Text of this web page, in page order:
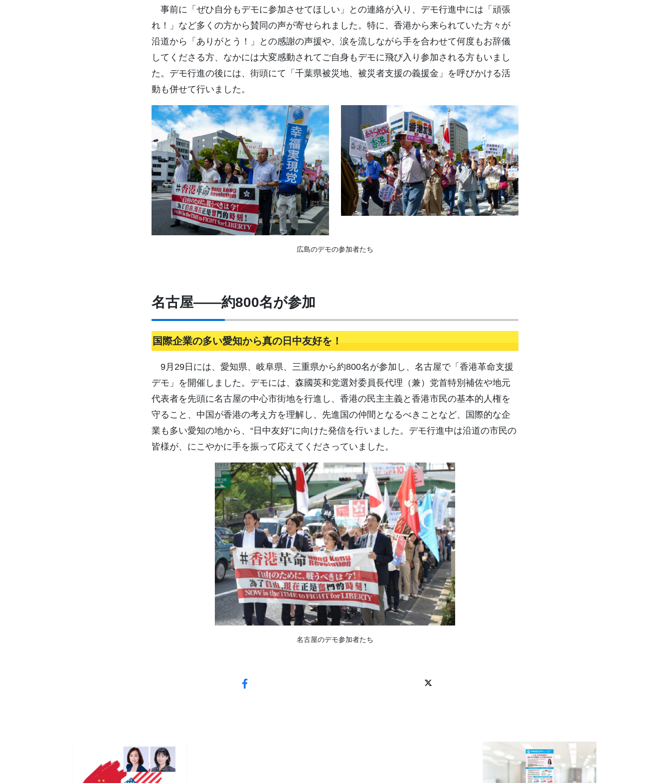
事前に「ぜひ自分もデモに参加させてほしい」との連絡が入り、デモ行進中には「頑張
れ！」など多くの方から賛同の声が寄せられました。特に、香港から来られていた方々が
沿道から「ありがとう！」との感謝の声援や、涙を流しながら手を合わせて何度もお辞儀
してくださる方、なかには大変感動されてご自身もデモに飛び入り参加される方もいまし
た。デモ行進の後には、街頭にて「千葉県被災地、被災者支援の義援金」を呼びかける活
動も併せて行いました。
広島のデモの参加者たち
名古屋――約800名が参加
国際企業の多い愛知から真の日中友好を！
9月29日には、愛知県、岐阜県、三重県から約800名が参加し、名古屋で「香港革命支援
デモ」を開催しました。デモには、森國英和党選対委員長代理（兼）党首特別補佐や地元
代表者を先頭に名古屋の中心市街地を行進し、香港の民主主義と香港市民の基本的人権を
守ること、中国が香港の考え方を理解し、先進国の仲間となるべきことなど、国際的な企
業も多い愛知の地から、“日中友好”に向けた発信を行いました。デモ行進中は沿道の市民の
皆様が、にこやかに手を振って応えてくださっていました。
名古屋のデモ参加者たち